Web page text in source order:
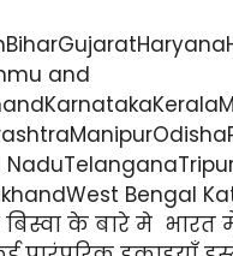
and
Bengal
बिस्वा के बारे मे भारत